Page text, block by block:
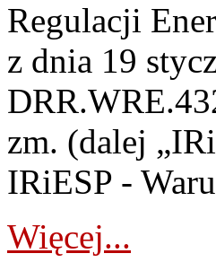
Regulacji
z dnia 19
zm. (dalej
IRiESP -
Więcej...